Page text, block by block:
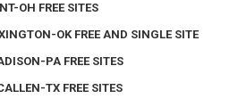
OH FREE SITES
OK FREE AND SINGLE SITE
PA FREE SITES
TX FREE SITES